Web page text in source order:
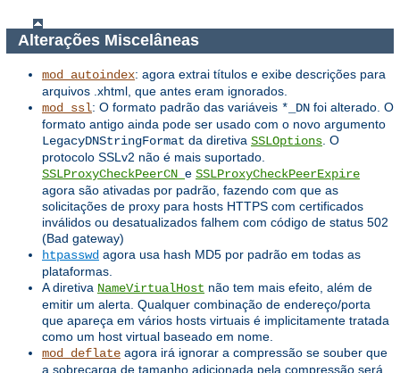
Alterações Miscelâneas
mod_autoindex: agora extrai títulos e exibe descrições para
arquivos .xhtml, que antes eram ignorados.
mod_ssl: O formato padrão das variáveis ​​ *_DN foi alterado. O
formato antigo ainda pode ser usado com o novo argumento
LegacyDNStringFormat da diretiva SSLOptions . O
protocolo SSLv2 não é mais suportado.
SSLProxyCheckPeerCN e SSLProxyCheckPeerExpire
agora são ativadas por padrão, fazendo com que as
solicitações de proxy para hosts HTTPS com certificados
inválidos ou desatualizados falhem com código de status 502
(Bad gateway)
htpasswd agora usa hash MD5 por padrão em todas as
plataformas.
A diretiva NameVirtualHost não tem mais efeito, além de
emitir um alerta. Qualquer combinação de endereço/porta
que apareça em vários hosts virtuais é implicitamente tratada
como um host virtual baseado em nome.
mod_deflate agora irá ignorar a compressão se souber que
a sobrecarga de tamanho adicionada pela compressão será